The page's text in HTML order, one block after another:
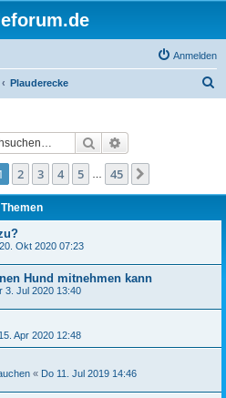
Anmelden
Plauderecke
Suche
1von 45
2 3 4 5 45
Themen
Okt 2020 07:23
Hund mitnehmen kann
3. Jul 2020 13:40
Apr 2020 12:48
« Do 11. Jul 2019 14:46